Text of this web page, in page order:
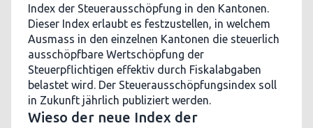
Index der Steuerausschöpfung in den Kantonen.
Dieser Index erlaubt es festzustellen, in welchem
Ausmass in den einzelnen Kantonen die steuerlich
ausschöpfbare Wertschöpfung der
Steuerpflichtigen effektiv durch Fiskalabgaben
belastet wird. Der Steuerausschöpfungsindex soll
in Zukunft jährlich publiziert werden.
Wieso der neue Index der